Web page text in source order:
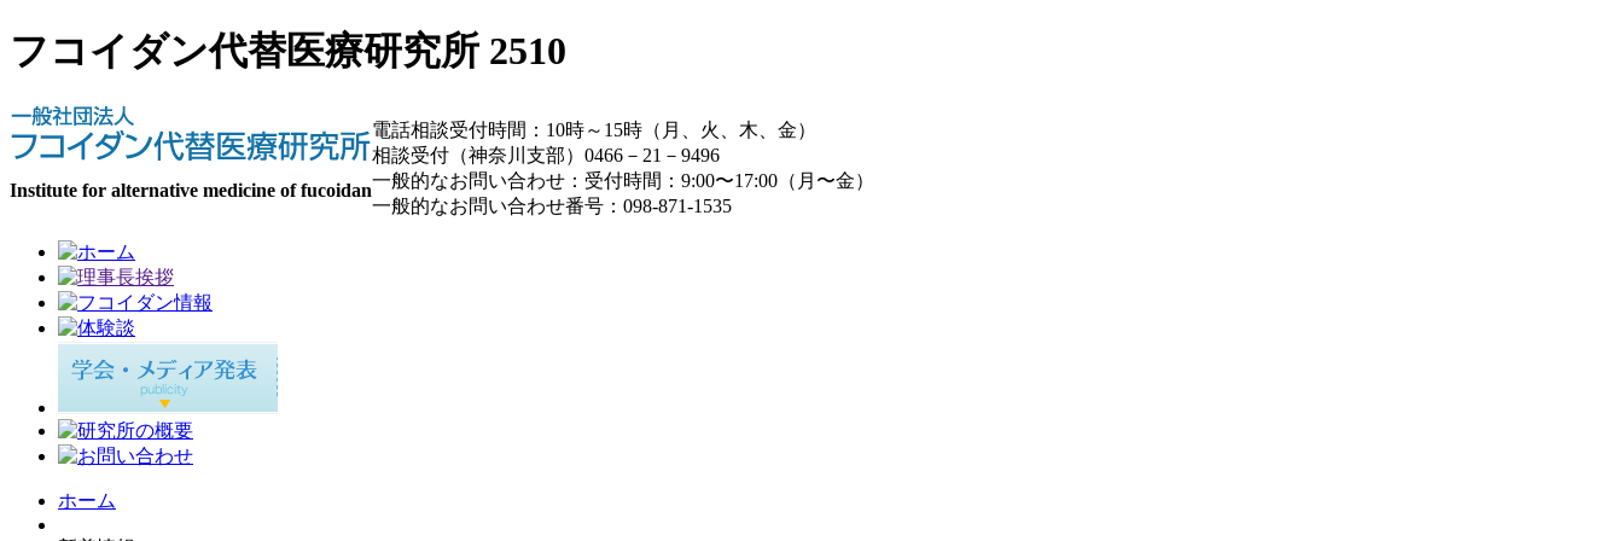
フコイダン代替医療研究所 2510
Institute for alternative medicine of fucoidan
電話相談受付時間：10時～15時（月、火、木、金）
相談受付（神奈川支部）0466－21－9496
一般的なお問い合わせ：受付時間：9:00〜17:00（月〜金）
一般的なお問い合わせ番号：098-871-1535
ホーム